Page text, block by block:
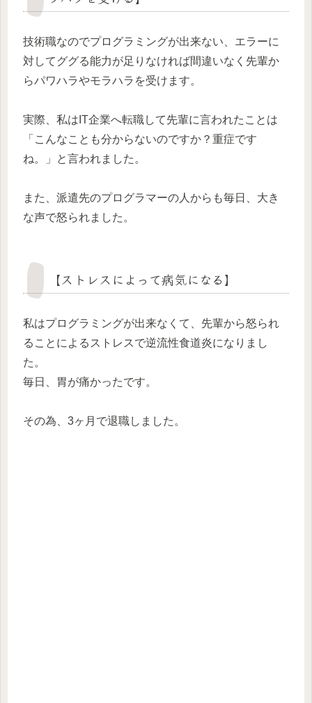
技術職なのでプログラミングが出来ない、エラーに
対してググる能力が足りなければ間違いなく先輩か
らパワハラやモラハラを受けます。
実際、私はIT企業へ転職して先輩に言われたことは
「こんなことも分からないのですか？重症です
ね。」と言われました。
また、派遣先のプログラマーの人からも毎日、大き
な声で怒られました。
【ストレスによって病気になる】
私はプログラミングが出来なくて、先輩から怒られ
ることによるストレスで逆流性食道炎になりまし
た。
毎日、胃が痛かったです。
その為、3ヶ月で退職しました。